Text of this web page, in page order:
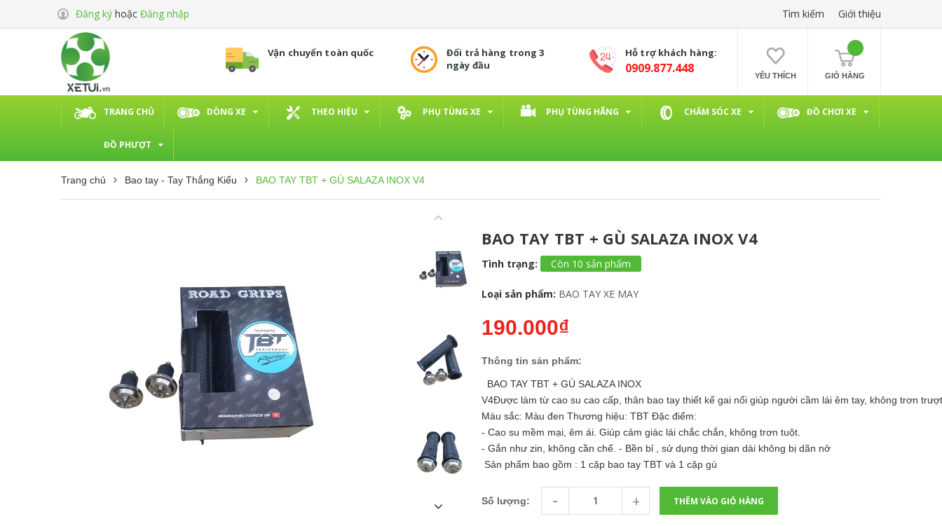
Đăng ký hoặc Đăng nhập Tìm kiếm Giới thiệu
Vận chuyển toàn quốc
Đổi trả hàng trong 3
ngày đầu
Hỗ trợ khách hàng:
0909.877.448 YÊU THÍCH GIỎ HÀNG
TRANG CHỦ DÒNG XE THEO HIỆU PHỤ TÙNG XE PHỤ TÙNG HÃNG CHĂM SÓC XE ĐỒ CHƠI XE
ĐỒ PHƯỢT
Trang chủ Bao tay - Tay Thắng Kiểu BAO TAY TBT + GÙ SALAZA INOX V4
BAO TAY TBT + GÙ SALAZA INOX V4
Tình trạng: Còn 10 sản phẩm
Loại sản phẩm: BAO TAY XE MAY
190.000₫
Thông tin sản phẩm:
BAO TAY TBT + GÙ SALAZA INOX
V4Được làm từ cao su cao cấp, thân bao tay thiết kế gai nổi giúp người cầm lái êm tay, không trơn
Màu sắc: Màu đen Thương hiệu: TBT Đặc điểm:
- Cao su mềm mại, êm ái. Giúp cảm giác lái chắc chắn, không trơn tuột.
- Gắn như zin, không cần chế. - Bền bỉ , sử dụng thời gian dài không bị dãn nở
Sản phẩm bao gồm : 1 cặp bao tay TBT và 1 cặp gù
Số lượng: - + THÊM VÀO GIỎ HÀNG